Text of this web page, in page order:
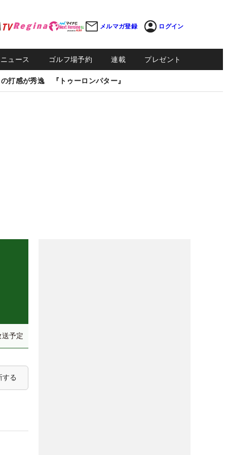
メルマガ登録 ログイン
ュース ゴルフ場予約 連載 プレゼント
打感が秀逸 『トゥーロンパター』
予定
する